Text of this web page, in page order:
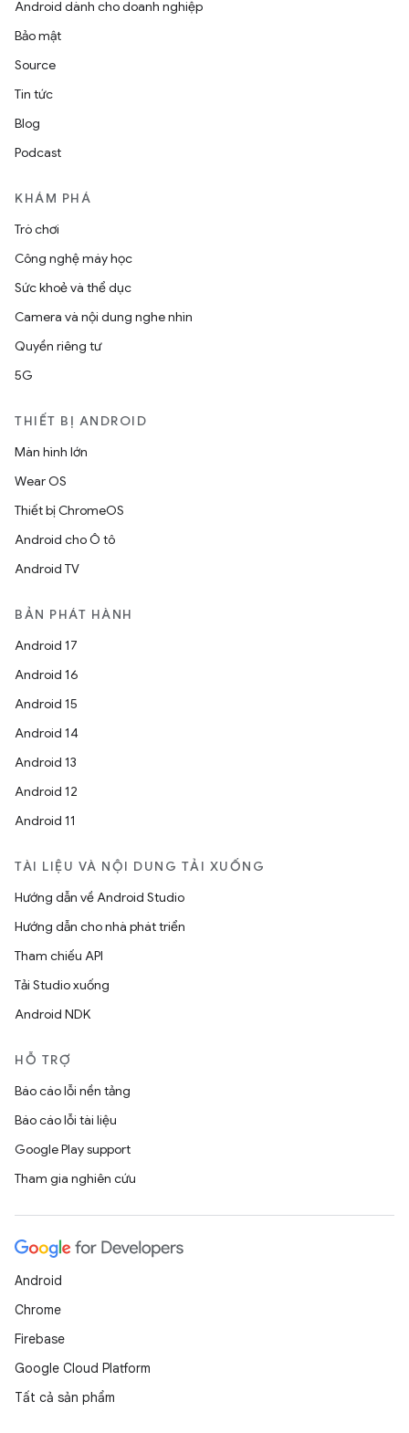
Android dành cho doanh nghiệp
Bảo mật
Source
Tin tức
Blog
Podcast
KHÁM PHÁ
Trò chơi
Công nghệ máy học
Sức khoẻ và thể dục
Camera và nội dung nghe nhìn
Quyền riêng tư
5G
THIẾT BỊ ANDROID
Màn hình lớn
Wear OS
Thiết bị ChromeOS
Android cho Ô tô
Android TV
BẢN PHÁT HÀNH
Android 17
Android 16
Android 15
Android 14
Android 13
Android 12
Android 11
TÀI LIỆU VÀ NỘI DUNG TẢI XUỐNG
Hướng dẫn về Android Studio
Hướng dẫn cho nhà phát triển
Tham chiếu API
Tải Studio xuống
Android NDK
HỖ TRỢ
Báo cáo lỗi nền tảng
Báo cáo lỗi tài liệu
Google Play support
Tham gia nghiên cứu
Android
Chrome
Firebase
Google Cloud Platform
Tất cả sản phẩm